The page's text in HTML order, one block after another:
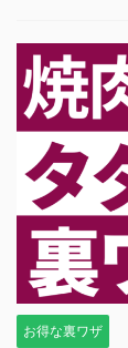
お得な裏ワザ